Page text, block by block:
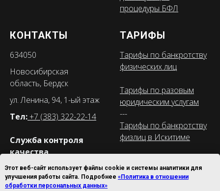
процедуры БФЛ
КОНТАКТЫ
634050
Новосибирская
область, Бердск
ул. Ленина, 94, 1-ый этаж
Тел:+7 (383) 322-22-14
Служба контроля
качества
+7 (905) 951-32-97
Телефон офиса в
ТАРИФЫ
Тарифы по банкротству
физических лиц
Тарифы по разовым
юридическим услугам
---
Тарифы по банкротству
физлиц в Искитиме
юридическим услугам
Этот веб-сайт использует файлы cookie и системы аналитики для
улучшения работы сайта. Подробнее «Политика в отношении
обработки персональных данных»